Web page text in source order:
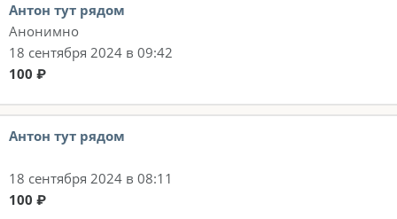
Антон тут рядом
Анонимно
18 сентября 2024 в 09:42
100 ₽
Антон тут рядом
18 сентября 2024 в 08:11
100 ₽